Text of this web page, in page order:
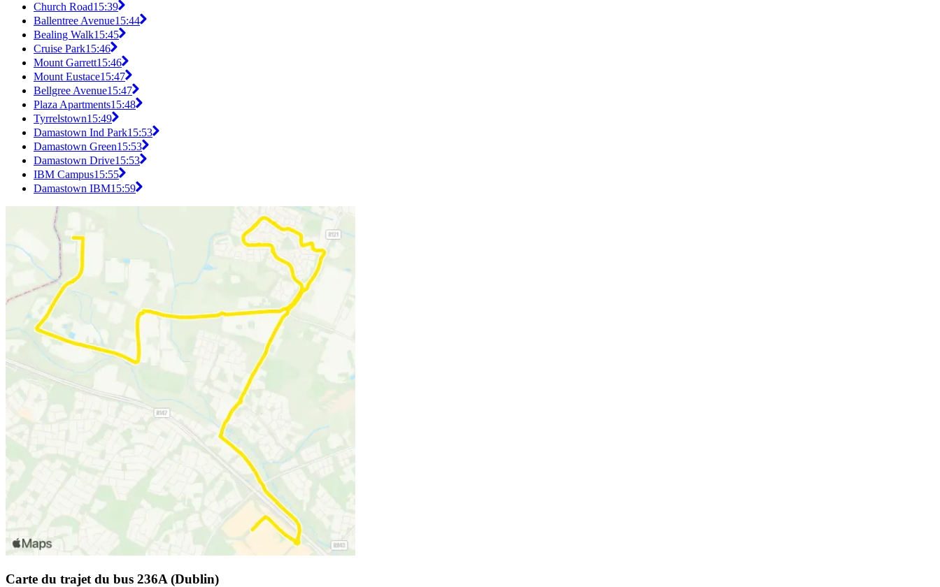
Church Road15:39
Ballentree Avenue15:44
Bealing Walk15:45
Cruise Park15:46
Mount Garrett15:46
Mount Eustace15:47
Bellgree Avenue15:47
Plaza Apartments15:48
Tyrrelstown15:49
Damastown Ind Park15:53
Damastown Green15:53
Damastown Drive15:53
IBM Campus15:55
Damastown IBM15:59
Carte du trajet du bus 236A (Dublin)